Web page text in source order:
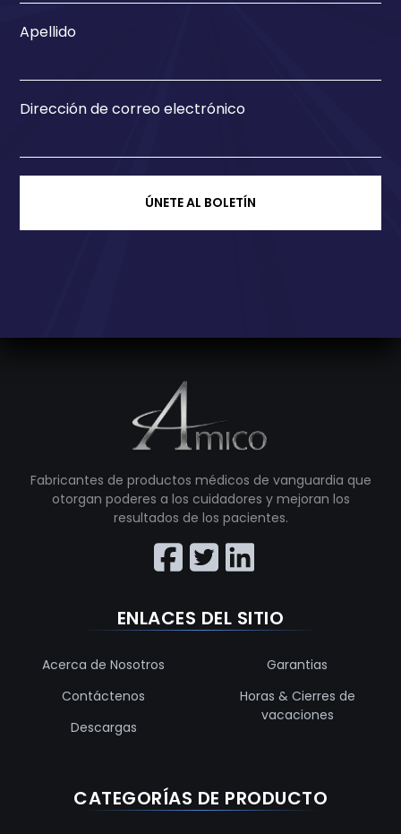
Apellido
Dirección de correo electrónico
ÚNETE AL BOLETÍN
Fabricantes de productos médicos de vanguardia que
otorgan poderes a los cuidadores y mejoran los
resultados de los pacientes.
ENLACES DEL SITIO
Acerca de Nosotros
Contáctenos
Descargas
Garantias
Horas & Cierres de
vacaciones
CATEGORÍAS DE PRODUCTO